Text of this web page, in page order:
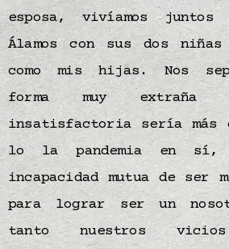
esposa, vivíamos
Álamos con sus dos
como mis hijas. Nos
forma muy extraña
insatisfactoria sería más
lo la pandemia en sí,
incapacidad mutua de ser
para lograr ser un
tanto nuestros